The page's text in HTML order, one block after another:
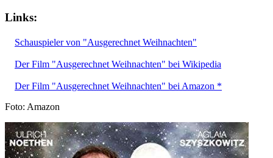
Links:
Schauspieler von "Ausgerechnet Weihnachten"
Der Film "Ausgerechnet Weihnachten" bei Wikipedia
Der Film "Ausgerechnet Weihnachten" bei Amazon *
Foto: Amazon